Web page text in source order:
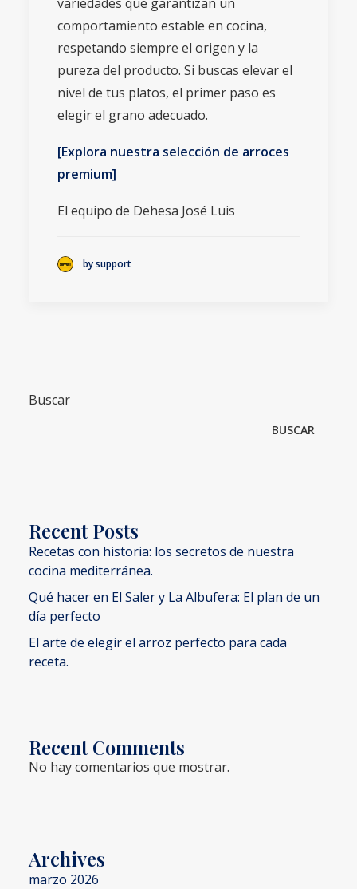
comportamiento estable en cocina,
respetando siempre el origen y la
pureza del producto. Si buscas elevar el
nivel de tus platos, el primer paso es
elegir el grano adecuado.
[Explora nuestra selección de arroces
premium]
El equipo de Dehesa José Luis
by support
Buscar
BUSCAR
Recent Posts
Recetas con historia: los secretos de nuestra
cocina mediterránea.
Qué hacer en El Saler y La Albufera: El plan de un
día perfecto
El arte de elegir el arroz perfecto para cada
receta.
Recent Comments
No hay comentarios que mostrar.
Archives
marzo 2026